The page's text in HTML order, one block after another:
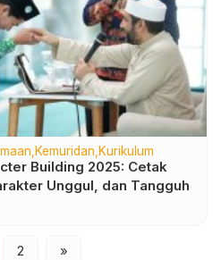
Kemuridan Kurikulum
Building 2025: Cetak
Unggul, dan Tangguh
2 »